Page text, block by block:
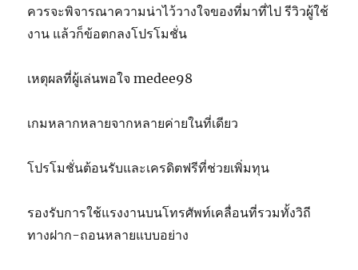
ควรจะพิจารณาความน่าไว้วางใจของที่มาที่ไป รีวิวผู้ใช้
งาน แล้วก็ข้อตกลงโปรโมชั่น
เหตุผลที่ผู้เล่นพอใจ medee98
เกมหลากหลายจากหลายค่ายในที่เดียว
โปรโมชั่นต้อนรับและเครดิตฟรีที่ช่วยเพิ่มทุน
รองรับการใช้แรงงานบนโทรศัพท์เคลื่อนที่รวมทั้งวิถี
ทางฝาก-ถอนหลายแบบอย่าง